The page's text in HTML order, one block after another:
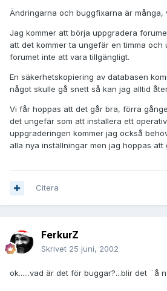
Ändringarna och buggfixarna är många,
Jag kommer att börja uppgradera
att det kommer ta ungefär en timma och
forumet inte att vara tillgängligt.
En säkerhetskopiering av databasen
något skulle gå snett så kan jag alltid
Vi får hoppas att det går bra, förra
det ungefär som att installera ett
uppgraderingen kommer jag också
alla nya inställningar men jag hoppas att
Citera
FerkurZ
Skrivet 25 juni, 2002
ok......vad är det för buggar?...blir det ¨å